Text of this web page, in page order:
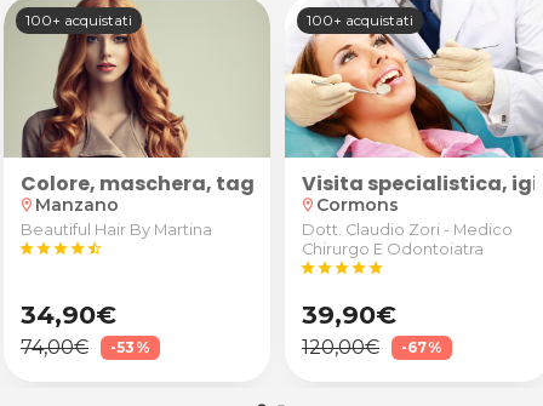
plantare o Tui Na
100+ acquistati
Colore, maschera, taglio e piega
location_on Manzano
Beautiful Hair By Martina
starstarstarstarstar_half
34,90€
74,00€ -53%
100+ acquistati
Visita specialistica,
location_on Cormons
Dott. Claudio Zori - Medico
Chirurgo E Odontoiatra
starstarstarstarstar
39,90€
120,00€ -67%